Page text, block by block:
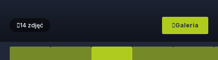
14 zdjęć Galeria